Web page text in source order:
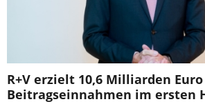
R+V erzielt 10,6 Milliarden Euro
Beitragseinnahmen im ersten